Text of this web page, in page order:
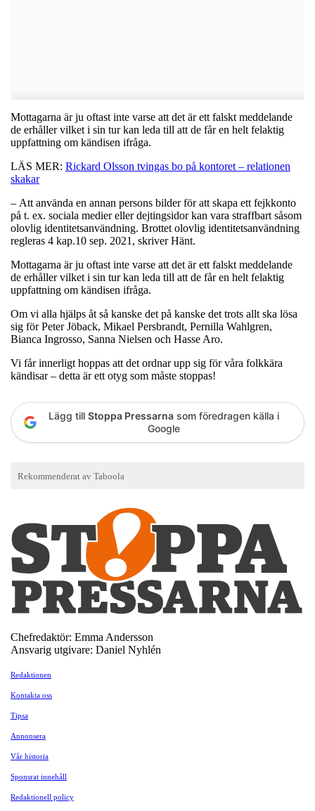
Mottagarna är ju oftast inte varse att det är ett falskt meddelande
de erhåller vilket i sin tur kan leda till att de får en helt felaktig
uppfattning om kändisen ifråga.
LÄS MER: Rickard Olsson tvingas bo på kontoret – relationen
skakar
– Att använda en annan persons bilder för att skapa ett fejkkonto
på t. ex. sociala medier eller dejtingsidor kan vara straffbart såsom
olovlig identitetsanvändning. Brottet olovlig identitetsanvändning
regleras 4 kap.10 sep. 2021, skriver Hänt.
Mottagarna är ju oftast inte varse att det är ett falskt meddelande
de erhåller vilket i sin tur kan leda till att de får en helt felaktig
uppfattning om kändisen ifråga.
Om vi alla hjälps åt så kanske det på kanske det trots allt ska lösa
sig för Peter Jöback, Mikael Persbrandt, Pernilla Wahlgren,
Bianca Ingrosso, Sanna Nielsen och Hasse Aro.
Vi får innerligt hoppas att det ordnar upp sig för våra folkkära
kändisar – detta är ett otyg som måste stoppas!
Lägg till Stoppa Pressarna som föredragen källa i
Google
Chefredaktör: Emma Andersson
Ansvarig utgivare: Daniel Nyhlén
Redaktionen
Kontakta oss
Tipsa
Annonsera
Vår historia
Sponsrat innehåll
Redaktionell policy